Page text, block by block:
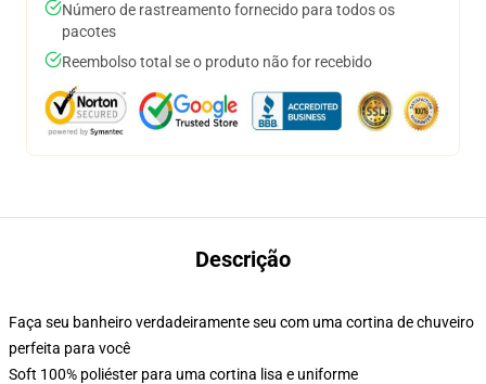
Número de rastreamento fornecido para todos os
pacotes
Reembolso total se o produto não for recebido
Descrição
Faça seu banheiro verdadeiramente seu com uma cortina de chuveiro
perfeita para você
Soft 100% poliéster para uma cortina lisa e uniforme